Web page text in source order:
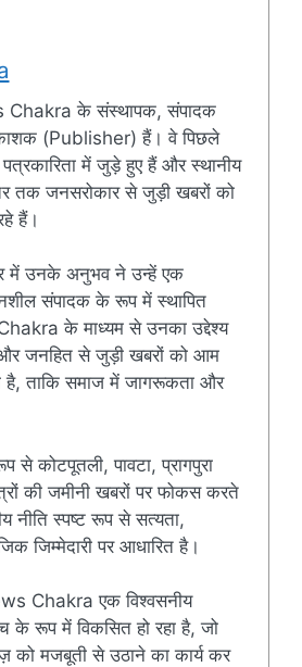
Chakra के संस्थापक, संपादक
(Publisher) हैं। वे पिछले
में जुड़े हुए हैं और स्थानीय
तक जनसरोकार से जुड़ी खबरों को
हैं।
में उनके अनुभव ने उन्हें एक
संपादक के रूप में स्थापित
के माध्यम से उनका उद्देश्य
और जनहित से जुड़ी खबरों को आम
है, ताकि समाज में जागरूकता और
से कोटपूतली, पावटा, प्रागपुरा
की जमीनी खबरों पर फोकस करते
नीति स्पष्ट रूप से सत्यता,
जिम्मेदारी पर आधारित है।
Chakra एक विश्वसनीय
के रूप में विकसित हो रहा है, जो
को मजबूती से उठाने का कार्य कर